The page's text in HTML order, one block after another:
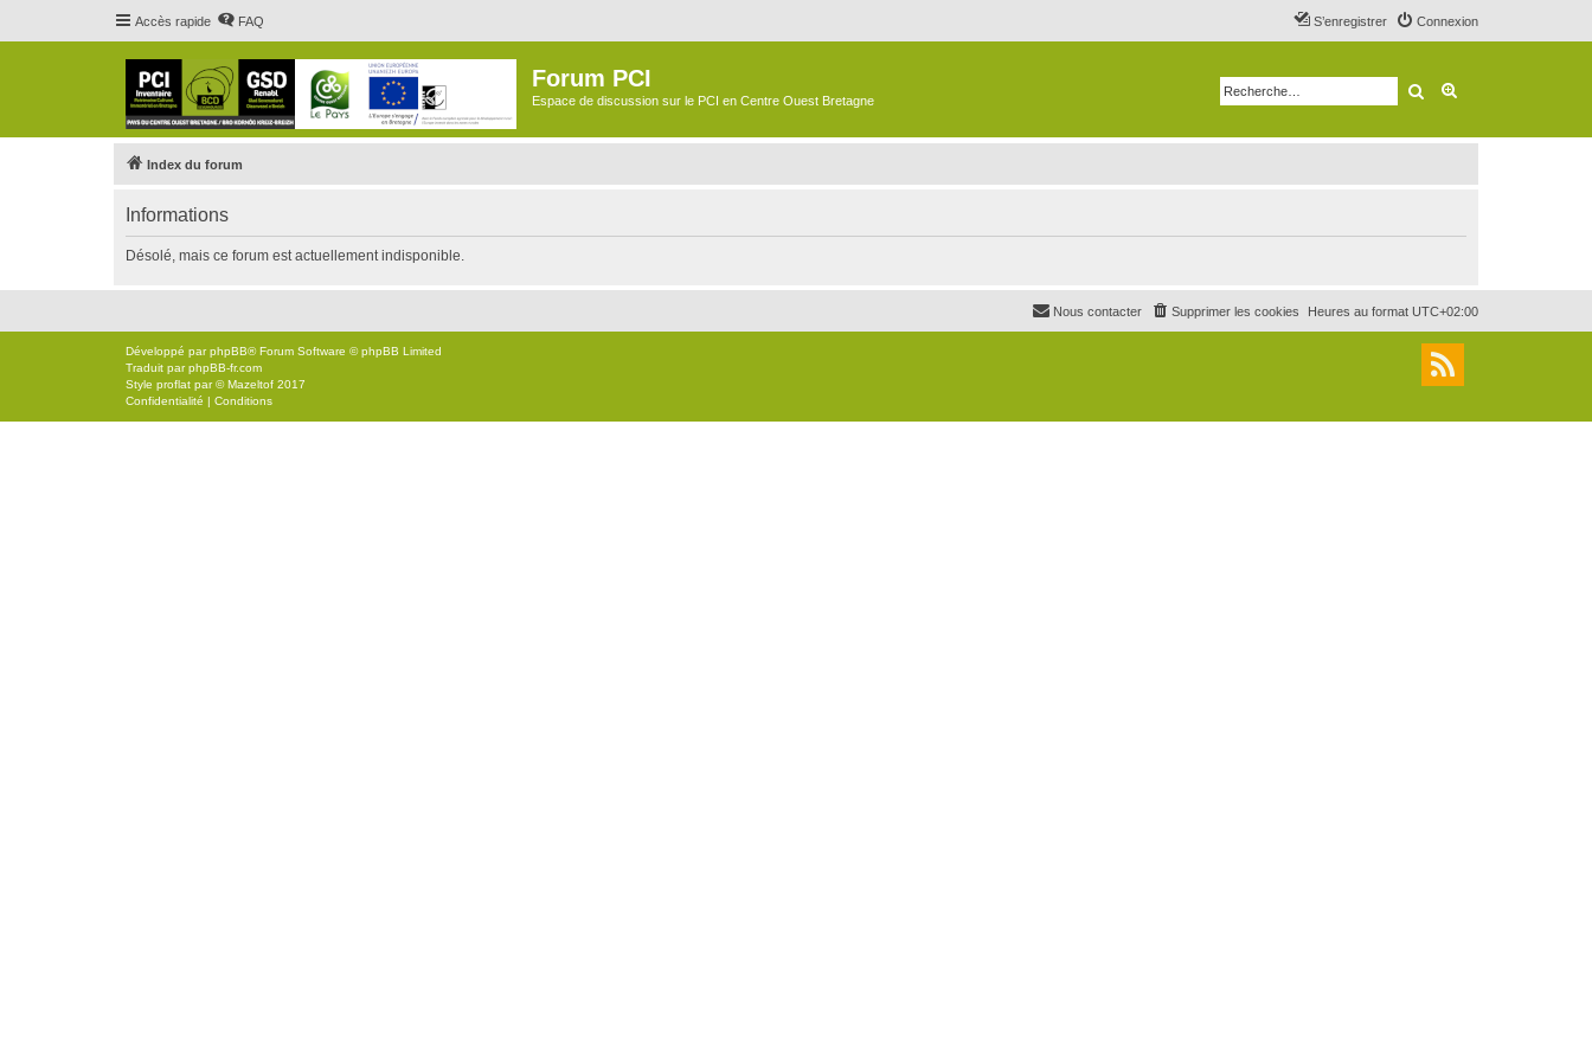
Accès rapide FAQ Connexion
S’enregistrer
Forum PCI
Espace de discussion sur le PCI en Centre Ouest Bretagne Rechercher
Index du forum
Informations
Désolé, mais ce forum est actuellement indisponible.
Heures au format UTC+02:00
Supprimer les cookies
Nous contacter
Développé parphpBB® Forum Software © phpBB Limited
Traduit parphpBB-fr.com
Style proflat par ©Mazeltof 2017
Confidentialité | Conditions